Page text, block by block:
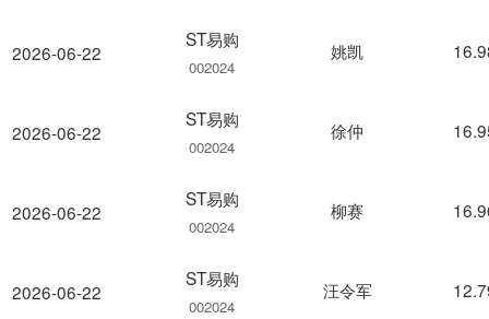
2026-06-22
2026-06-22
2026-06-22
2026-06-22
ST易购
002024
姚凯
ST易购
002024
徐仲
ST易购
002024
柳赛
ST易购
002024
汪令军